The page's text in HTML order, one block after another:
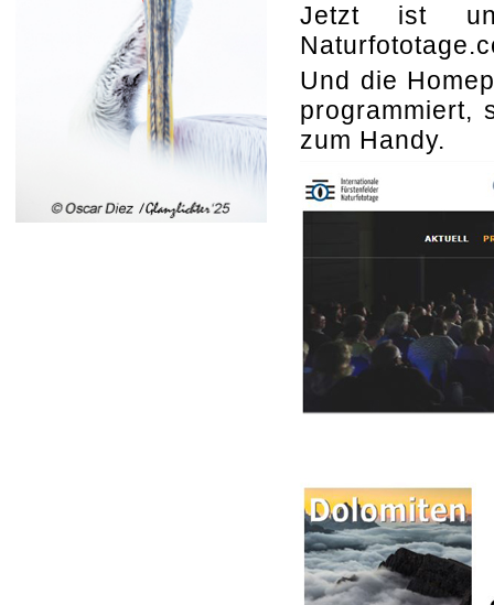
Jetzt ist
Und die
programmiert,
zum Handy.